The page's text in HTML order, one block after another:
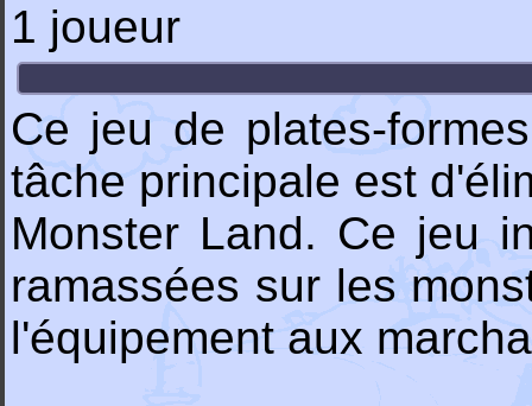
1 joueur
Ce jeu de plates-
tâche principale est
Monster Land. Ce jeu
ramassées sur les
l'équipement aux